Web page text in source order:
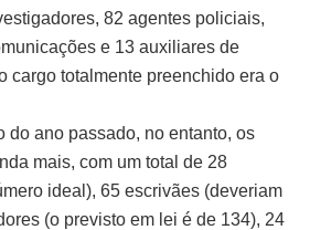
82 agentes policiais,
e 13 auxiliares de
cargo totalmente preenchido era o
do ano passado, no entanto, os
mais, com um total de 28
ideal), 65 escrivães (deveriam
(o previsto em lei é de 134), 24